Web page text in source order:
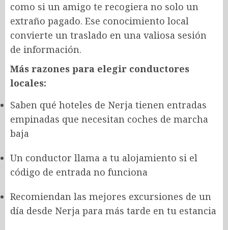
como si un amigo te recogiera no solo un
extraño pagado. Ese conocimiento local
convierte un traslado en una valiosa sesión
de información.
Más razones para elegir conductores
locales:
Saben qué hoteles de Nerja tienen entradas
empinadas que necesitan coches de marcha
baja
Un conductor llama a tu alojamiento si el
código de entrada no funciona
Recomiendan las mejores excursiones de un
día desde Nerja para más tarde en tu estancia